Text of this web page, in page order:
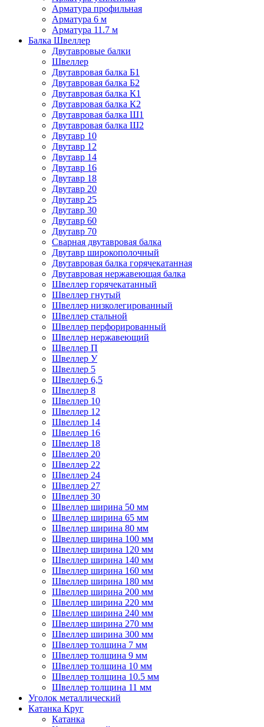
Арматура профильная
Арматура 6 м
Арматура 11.7 м
Балка Швеллер
Двутавровые балки
Швеллер
Двутавровая балка Б1
Двутавровая балка Б2
Двутавровая балка К1
Двутавровая балка К2
Двутавровая балка Ш1
Двутавровая балка Ш2
Двутавр 10
Двутавр 12
Двутавр 14
Двутавр 16
Двутавр 18
Двутавр 20
Двутавр 25
Двутавр 30
Двутавр 60
Двутавр 70
Сварная двутавровая балка
Двутавр широкополочный
Двутавровая балка горячекатанная
Двутавровая нержавеющая балка
Швеллер горячекатанный
Швеллер гнутый
Швеллер низколегированный
Швеллер стальной
Швеллер перфорированный
Швеллер нержавеющий
Швеллер П
Швеллер У
Швеллер 5
Швеллер 6,5
Швеллер 8
Швеллер 10
Швеллер 12
Швеллер 14
Швеллер 16
Швеллер 18
Швеллер 20
Швеллер 22
Швеллер 24
Швеллер 27
Швеллер 30
Швеллер ширина 50 мм
Швеллер ширина 65 мм
Швеллер ширина 80 мм
Швеллер ширина 100 мм
Швеллер ширина 120 мм
Швеллер ширина 140 мм
Швеллер ширина 160 мм
Швеллер ширина 180 мм
Швеллер ширина 200 мм
Швеллер ширина 220 мм
Швеллер ширина 240 мм
Швеллер ширина 270 мм
Швеллер ширина 300 мм
Швеллер толщина 7 мм
Швеллер толщина 9 мм
Швеллер толщина 10 мм
Швеллер толщина 10.5 мм
Швеллер толщина 11 мм
Уголок металлический
Катанка Круг
Катанка